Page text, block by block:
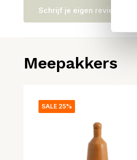
Schrijf je eigen review
Meepakkers
SALE 25%